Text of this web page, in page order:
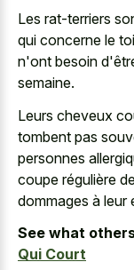
Les rat-terriers
qui concerne le
n'ont besoin
semaine.
Leurs cheveux
tombent pas
personnes
coupe régulière
dommages à leur
See what
Qui Court